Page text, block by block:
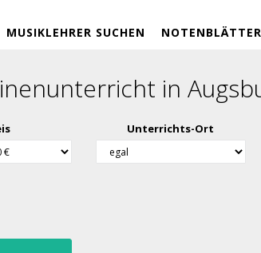
MUSIKLEHRER SUCHEN NOTENBLÄTTER
in
Unterrichts-Ort